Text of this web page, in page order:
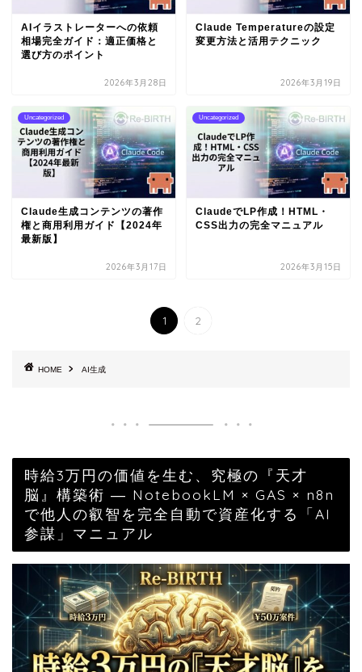
AIイラストレーターへの依頼
相場完全ガイド：適正価格と
選び方のポイント
2026年3月28日
Claude Temperatureの設定
変更方法と活用テクニック
2026年3月19日
Uncategorized
Claude生成コンテンツの著作
権と商用利用ガイド【2024年
最新版】
2026年3月17日
Uncategorized
ClaudeでLP作成！HTML・
CSS出力の完全マニュアル
2026年3月15日
1 2
HOME AI生成
時給3万円の価値を生む、究極の『天才
脳』構築術 ― NotebookLM × GAS × n8n
で他人の叡智を完全自動で資産化する「AI
参謀」マニュアル